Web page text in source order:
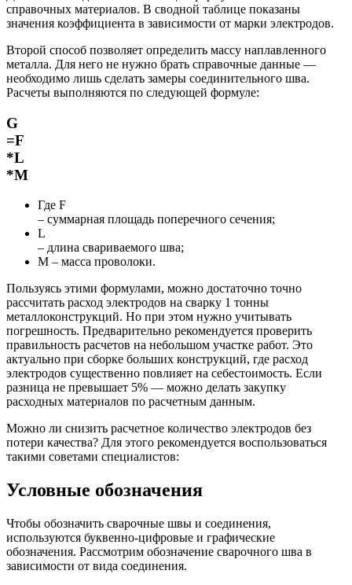
справочных материалов. В сводной таблице показаны
значения коэффициента в зависимости от марки электродов.
Второй способ позволяет определить массу наплавленного
металла. Для него не нужно брать справочные данные —
необходимо лишь сделать замеры соединительного шва.
Расчеты выполняются по следующей формуле:
G
=F
*L
*M
Где F
– суммарная площадь поперечного сечения;
L
– длина свариваемого шва;
М – масса проволоки.
Пользуясь этими формулами, можно достаточно точно
рассчитать расход электродов на сварку 1 тонны
металлоконструкций. Но при этом нужно учитывать
погрешность. Предварительно рекомендуется проверить
правильность расчетов на небольшом участке работ. Это
актуально при сборке больших конструкций, где расход
электродов существенно повлияет на себестоимость. Если
разница не превышает 5% — можно делать закупку
расходных материалов по расчетным данным.
Можно ли снизить расчетное количество электродов без
потери качества? Для этого рекомендуется воспользоваться
такими советами специалистов:
Условные обозначения
Чтобы обозначить сварочные швы и соединения,
используются буквенно-цифровые и графические
обозначения. Рассмотрим обозначение сварочного шва в
зависимости от вида соединения.